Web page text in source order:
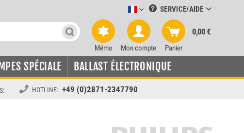
Leuchtmittel-Verkauf französisch
SERVICE/AIDE
Mémo Mon compte Panier
0,00 €
SPÉCIALE BALLAST ÉLECTRONIQUE
: HOTLINE: +49 (0)2871-2347790